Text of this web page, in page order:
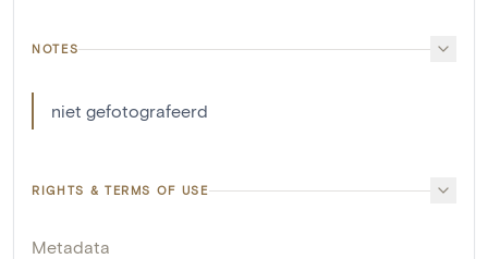
NOTES
niet gefotografeerd
RIGHTS & TERMS OF USE
Metadata